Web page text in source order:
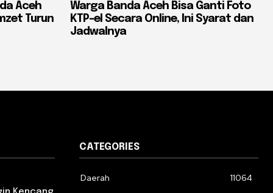
Aceh
Turun
Warga Banda Aceh Bisa Ganti Foto
KTP-el Secara Online, Ini Syarat dan
Jadwalnya
CATEGORIES
Daerah
11064